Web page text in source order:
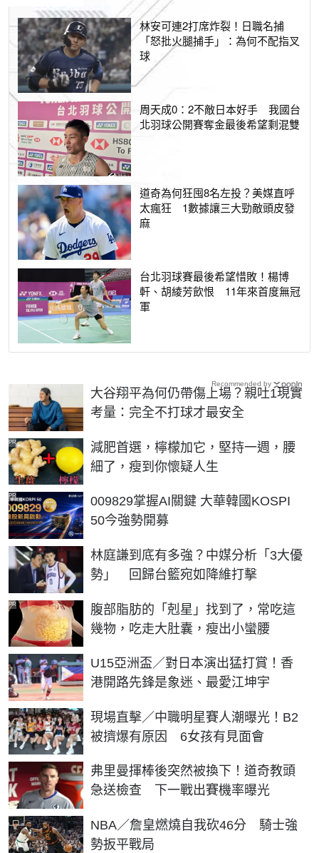
林安可連2打席炸裂！日職名捕
「怒批火腿捕手」：為何不配指叉
球
周天成0：2不敵日本好手 我國台
北羽球公開賽奪金最後希望剩混雙
道奇為何狂囤8名左投？美媒直呼
太瘋狂 1數據讓三大勁敵頭皮發
麻
台北羽球賽最後希望惜敗！楊博
軒、胡綾芳飲恨 11年來首度無冠
軍
大谷翔平為何仍帶傷上場？親吐1現實
考量：完全不打球才最安全
減肥首選，檸檬加它，堅持一週，腰
細了，瘦到你懷疑人生
PR
009829掌握AI關鍵 大華韓國KOSPI
50今強勢開募
PR
林庭謙到底有多強？中媒分析「3大優
勢」 回歸台籃宛如降維打擊
腹部脂肪的「剋星」找到了，常吃這
幾物，吃走大肚囊，瘦出小蠻腰
PR
U15亞洲盃／對日本演出猛打賞！香
港開路先鋒是象迷、最愛江坤宇
現場直擊／中職明星賽人潮曝光！B2
被擠爆有原因 6女孩有見面會
弗里曼揮棒後突然被換下！道奇教頭
急送檢查 下一戰出賽機率曝光
NBA／詹皇燃燒自我砍46分 騎士強
勢扳平戰局
Recommended by